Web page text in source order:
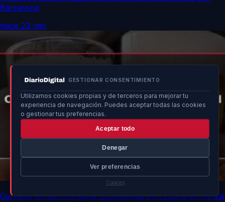
GESTIONAR CONSENTIMIENTO
Utilizamos cookies propias y de terceros para mejorar tu
experiencia de navegación. Puedes aceptar todas las cookies
o gestionar tus preferencias.
Aceptar todo
Denegar
Ver preferencias
Cookies
Barcelona
hace 23 min
Cerveza sin alcohol gana popularidad en España en su día